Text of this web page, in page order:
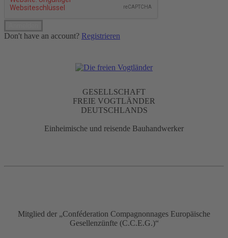
Don't have an account? Registrieren
GESELLSCHAFT
FREIE VOGTLÄNDER
DEUTSCHLANDS
Einheimische und reisende Bauhandwerker
Mitglied der „Conféderation Compagnonnages Europäische
Gesellenzünfte (C.C.E.G.)“